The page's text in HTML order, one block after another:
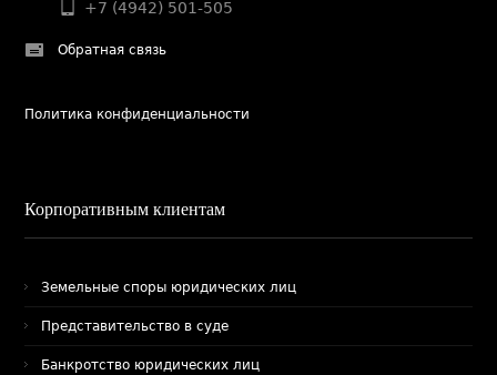
+7 (4942) 501-505
Обратная связь
Политика конфиденциальности
Корпоративным клиентам
Земельные споры юридических лиц
Представительство в суде
Банкротство юридических лиц